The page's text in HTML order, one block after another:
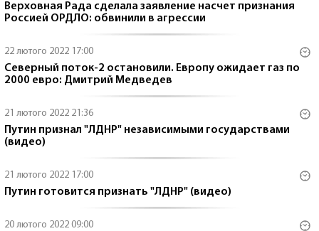
Верховная Рада сделала заявление насчет признания
Россией ОРДЛО: обвинили в агрессии
22 лютого 2022 17:00
Северный поток-2 остановили. Европу ожидает газ по
2000 евро: Дмитрий Медведев
21 лютого 2022 21:36
Путин признал "ЛДНР" независимыми государствами
(видео)
21 лютого 2022 17:00
Путин готовится признать "ЛДНР" (видео)
20 лютого 2022 09:00